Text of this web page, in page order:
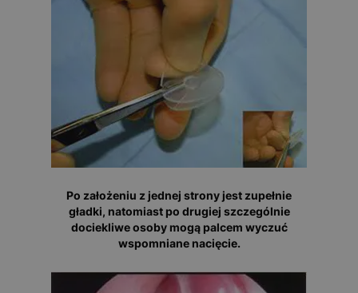
Po założeniu z jednej strony jest zupełnie
gładki, natomiast po drugiej szczególnie
dociekliwe osoby mogą palcem wyczuć
wspomniane nacięcie.